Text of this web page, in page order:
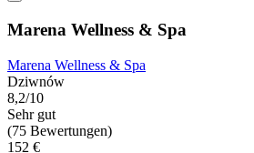
Marena Wellness & Spa
Marena Wellness & Spa
Dziwnów
8,2/10
Sehr gut
(75 Bewertungen)
152 €